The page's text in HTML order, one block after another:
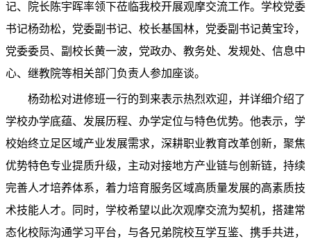
记、院长陈宇晖率领下莅临我校开展观摩交流工作。学校党委
书记杨劲松，党委副书记、校长基国林，党委副书记黄宝玲，
党委委员、副校长黄一波，党政办、 教务处、 发规处、信息中
心、继教院等相关部门负责人参加座谈。
杨劲松对进修班一行的到来表示热烈欢迎，并详细介绍了
学校办学底蕴、发展历程、办学定位与特色优势。他表示，学
校始终立足区域产业发展需求，深耕职业教育改革创新，聚焦
优势特色专业提质升级，主动对接地方产业链与创新链，持续
完善人才培养体系，着力培育服务区域高质量发展的高素质技
术技能人才。同时，学校希望以此次观摩交流为契机，搭建常
态化校际沟通学习平台，与各兄弟院校互学互鉴、携手共进，